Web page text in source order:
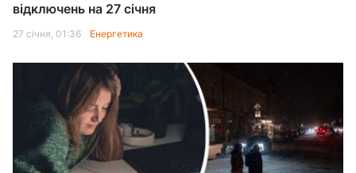
відключень на 27 січня
27 січня, 01:36 Енергетика